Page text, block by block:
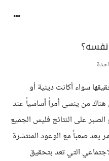
سواء أكانت دينية أو
هناك من ينسى أمراً أساسياً عند
على النتائج فليس الجميع
يعد صعباً مع الوعود المنتشرة
التي تعد بتحقيق